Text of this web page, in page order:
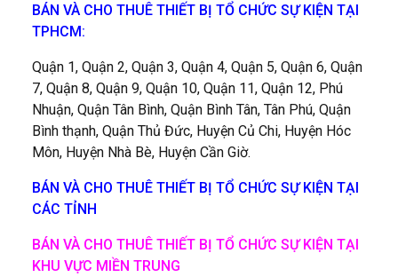
BÁN VÀ CHO THUÊ THIẾT BỊ TỔ CHỨC SỰ KIỆN TẠI
TPHCM:
Quận 1, Quận 2, Quận 3, Quận 4, Quận 5, Quận 6, Quận
7, Quận 8, Quận 9, Quận 10, Quận 11, Quận 12, Phú
Nhuận, Quận Tân Bình, Quận Bình Tân, Tân Phú, Quận
Bình thạnh, Quận Thủ Đức, Huyện Củ Chi, Huyện Hóc
Môn, Huyện Nhà Bè, Huyện Cần Giờ.
BÁN VÀ CHO THUÊ THIẾT BỊ TỔ CHỨC SỰ KIỆN TẠI
CÁC TỈNH
BÁN VÀ CHO THUÊ THIẾT BỊ TỔ CHỨC SỰ KIỆN TẠI
KHU VỰC MIỀN TRUNG